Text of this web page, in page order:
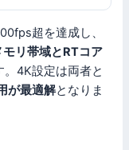
超を達成し、
モリ帯域とRTコア
。4K設定は両者と
が最適解となりま